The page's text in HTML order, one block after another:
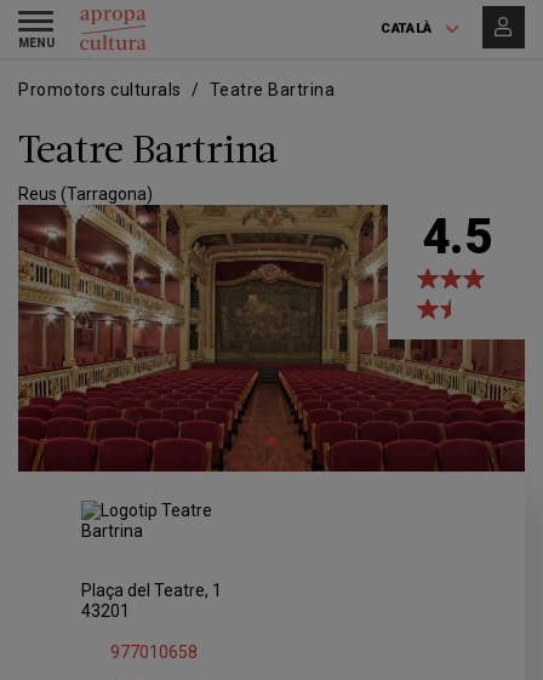
Vés
contingut
Skip
main
CATALÀ
Toggle
navigation
Promotors culturals Teatre Bartrina
Teatre Bartrina
Reus (Tarragona)
4.5
Plaça del Teatre, 1
43201
977010658